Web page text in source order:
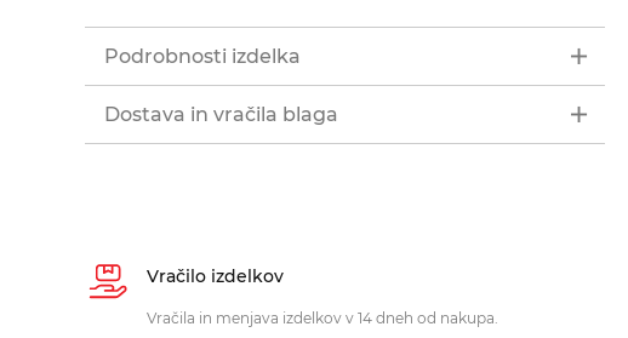
Podrobnosti izdelka
Dostava in vračila blaga
Vračilo izdelkov
Vračila in menjava izdelkov v 14 dneh od nakupa.